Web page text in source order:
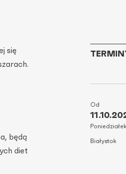
się
będą
diet
Od
Poniedziałek
Białystok